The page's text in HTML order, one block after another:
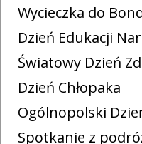
Wycieczka do
Dzień Edukacji
Światowy Dzień
Dzień Chłopaka
Ogólnopolski
Spotkanie z